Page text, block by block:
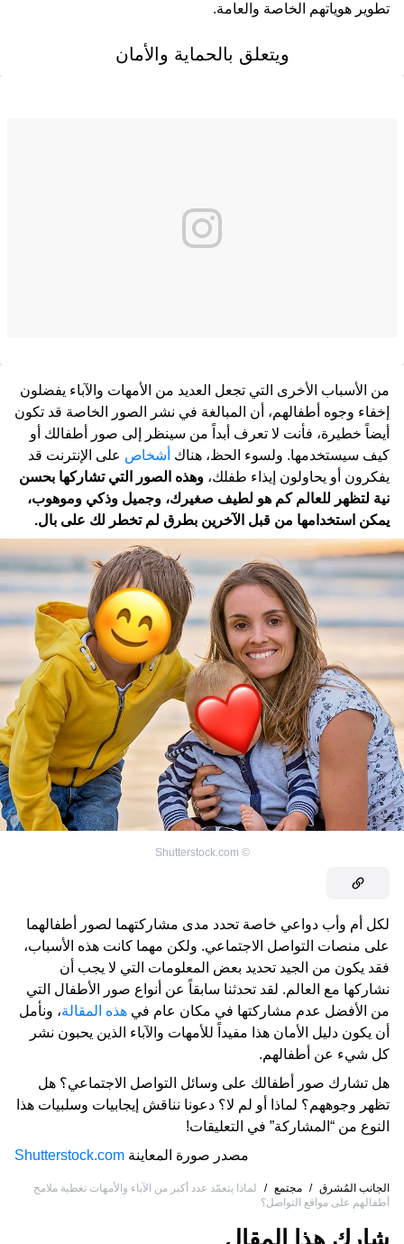
تطوير هوياتهم الخاصة والعامة.
ويتعلق بالحماية والأمان
من الأسباب الأخرى التي تجعل العديد من الأمهات والآباء يفضلون
إخفاء وجوه أطفالهم، أن المبالغة في نشر الصور الخاصة قد تكون
أيضاً خطيرة، فأنت لا تعرف أبداً من سينظر إلى صور أطفالك أو
كيف سيستخدمها. ولسوء الحظ، هناك أشخاص على الإنترنت قد
يفكرون أو يحاولون إيذاء طفلك، وهذه الصور التي تشاركها بحسن
نية لتظهر للعالم كم هو لطيف صغيرك، وجميل وذكي وموهوب،
يمكن استخدامها من قبل الآخرين بطرق لم تخطر لك على بال.
©
Shutterstock.com
لكل أم وأب دواعي خاصة تحدد مدى مشاركتهما لصور أطفالهما
على منصات التواصل الاجتماعي. ولكن مهما كانت هذه الأسباب،
فقد يكون من الجيد تحديد بعض المعلومات التي لا يجب أن
نشاركها مع العالم. لقد تحدثنا سابقاً عن أنواع صور الأطفال التي
من الأفضل عدم مشاركتها في مكان عام في هذه المقالة، ونأمل
أن يكون دليل الأمان هذا مفيداً للأمهات والآباء الذين يحبون نشر
كل شيء عن أطفالهم.
هل تشارك صور أطفالك على وسائل التواصل الاجتماعي؟ هل
تظهر وجوههم؟ لماذا أو لم لا؟ دعونا نناقش إيجابيات وسلبيات هذا
النوع من “المشاركة” في التعليقات!
مصدر صورة المعاينة Shutterstock.com
الجانب المُشرق / مجتمع /
لماذا يتعمّد عدد أكبر من الآباء والأمهات تغطية ملامح
أطفالهم على مواقع التواصل؟